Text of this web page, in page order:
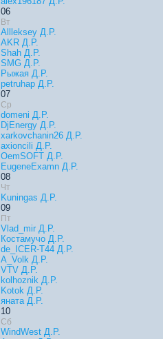
06
Вт
Allleksey Д.Р.
AKR Д.Р.
Shah Д.Р.
SMG Д.Р.
Рыжая Д.Р.
petruhap Д.Р.
07
Ср
domeni Д.Р.
DjEnergy Д.Р.
xarkovchanin26 Д.Р.
axioncili Д.Р.
OemSOFT Д.Р.
EugeneExamn Д.Р.
08
Чт
Kuningas Д.Р.
09
Пт
Vlad_mir Д.Р.
Костамучо Д.Р.
de_ICER-T44 Д.Р.
A_Volk Д.Р.
VTV Д.Р.
kolhoznik Д.Р.
Kotok Д.Р.
яната Д.Р.
10
Сб
WindWest Д.Р.